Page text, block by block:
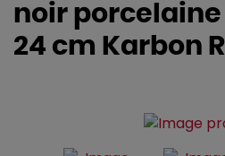
noir
24 cm Karbon